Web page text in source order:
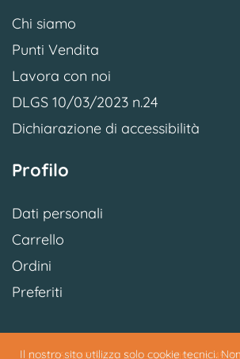
Il nostro sito utilizza solo cookie tecnici.
Chi siamo
Punti Vendita
Lavora con noi
DLGS 10/03/2023 n.24
Dichiarazione di accessibilità
Profilo
Dati personali
Carrello
Ordini
Preferiti
© 2026 SME S.p.A. S.U. - Via Vittoria, 45